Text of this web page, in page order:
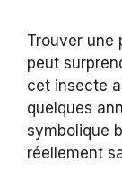
Trouver une
peut
cet insecte
quelques
symbolique
réellement